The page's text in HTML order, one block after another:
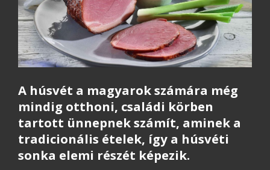
A húsvét a magyarok számára még
mindig otthoni, családi körben
tartott ünnepnek számít, aminek a
tradicionális ételek, így a húsvéti
sonka elemi részét képezik.